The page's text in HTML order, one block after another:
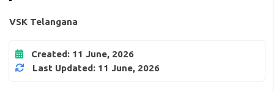
VSK Telangana
Created: 11 June, 2026
Last Updated: 11 June, 2026